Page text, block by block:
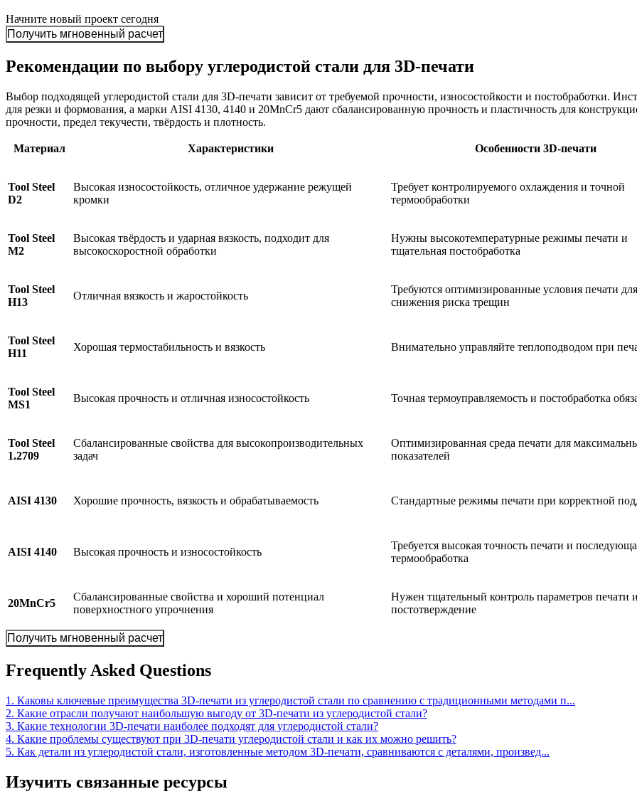
Начните новый проект сегодня
Получить мгновенный расчет
Рекомендации по выбору углеродистой стали для 3D-печати
Выбор подходящей углеродистой стали для 3D-печати зависит от требуемой прочности, износостойкости и постобработки.
для резки и формования, а марки AISI 4130, 4140 и 20MnCr5 дают сбалансированную прочность и пластичность для
прочности, предел текучести, твёрдость и плотность.
Материал Характеристики Особенности 3D-печати
Tool Steel
D2
Высокая износостойкость, отличное удержание режущей
кромки
Требует контролируемого охлаждения и точной
термообработки
Tool Steel
M2
Высокая твёрдость и ударная вязкость, подходит для
высокоскоростной обработки
Нужны высокотемпературные режимы печати и
тщательная постобработка
Tool Steel
H13
Отличная вязкость и жаростойкость
Требуются оптимизированные условия печати для
снижения риска трещин
Tool Steel
H11
Хорошая термостабильность и вязкость Внимательно управляйте теплоподводом при
Tool Steel
MS1
Высокая прочность и отличная износостойкость Точная термоуправляемость и постобработка
Tool Steel
1.2709
Сбалансированные свойства для высокопроизводительных
задач
Оптимизированная среда печати для
показателей
AISI 4130 Хорошие прочность, вязкость и обрабатываемость Стандартные режимы печати при корректной
AISI 4140 Высокая прочность и износостойкость
Требуется высокая точность печати и
термообработка
20MnCr5
Сбалансированные свойства и хороший потенциал
поверхностного упрочнения
Нужен тщательный контроль параметров печати
постотверждение
Получить мгновенный расчет
Frequently Asked Questions
1. Каковы ключевые преимущества 3D-печати из углеродистой стали по сравнению с традиционными методами п...
2. Какие отрасли получают наибольшую выгоду от 3D-печати из углеродистой стали?
3. Какие технологии 3D-печати наиболее подходят для углеродистой стали?
4. Какие проблемы существуют при 3D-печати углеродистой стали и как их можно решить?
5. Как детали из углеродистой стали, изготовленные методом 3D-печати, сравниваются с деталями, произвед...
Изучить связанные ресурсы